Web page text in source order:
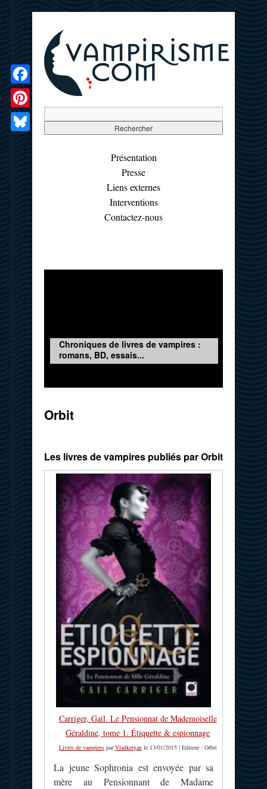
Présentation
Presse
Liens externes
Interventions
Contactez-nous
Chroniques de livres de vampires :
romans, BD, essais...
Orbit
Les livres de vampires publiés par Orbit
Carriger, Gail. Le Pensionnat de Mademoiselle
Géraldine, tome 1. Étiquette & espionnage
Livres de vampiresparVladkerganle 13/01/2015 | Editeur : Orbit
La jeune Sophronia est envoyée par sa
mère au Pensionnant de Madame
Facebook
Pinterest
Bluesky